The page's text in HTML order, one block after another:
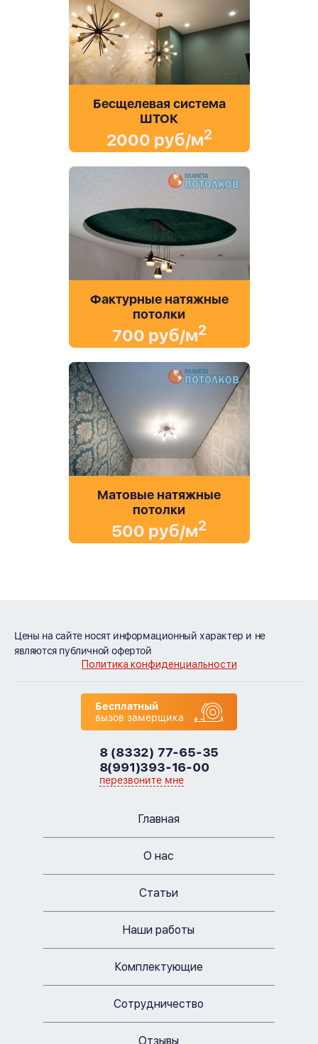
Бесщелевая система
ШТОК
2000 руб/м2
Фактурные натяжные
потолки
700 руб/м2
Матовые натяжные
потолки
500 руб/м2
Цены на сайте носят информационный характер и не
являются публичной офертой
Политика конфиденциальности
Бесплатный
вызов замерщика
8 (8332) 77-65-35
8(991)393-16-00
перезвоните мне
Главная
О нас
Статьи
Наши работы
Комплектующие
Сотрудничество
Отзывы